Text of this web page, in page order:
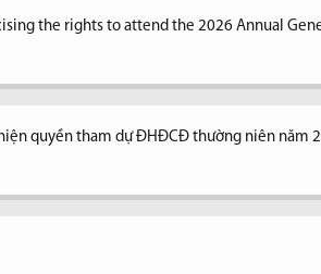
the rights to attend the 2026 Annual
quyền tham dự ĐHĐCĐ thường niên năm